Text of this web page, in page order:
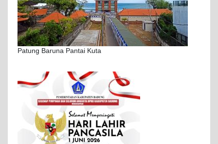
Patung Baruna Pantai Kuta